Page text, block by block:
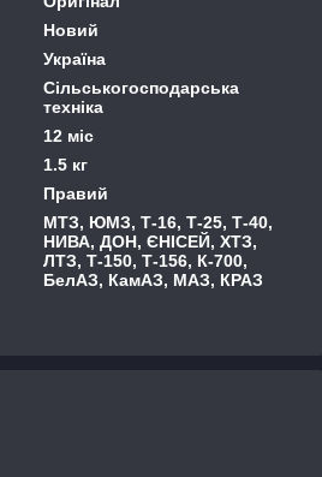
Новий
Україна
Сільськогосподарська
техніка
12 міс
1.5 кг
Правий
МТЗ, ЮМЗ, Т-16, Т-25, Т-40,
НИВА, ДОН, ЄНІСЕЙ, ХТЗ,
ЛТЗ, Т-150, Т-156, К-700,
БелАЗ, КамАЗ, МАЗ, КРАЗ